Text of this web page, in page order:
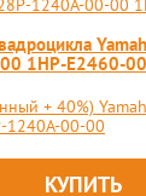
1HP-E2460-
+ 40%)
1240A-00-00